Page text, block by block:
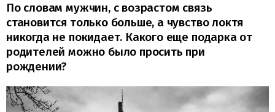
По словам мужчин, с возрастом связь
становится только больше, а чувство локтя
никогда не покидает. Какого еще подарка от
родителей можно было просить при
рождении?